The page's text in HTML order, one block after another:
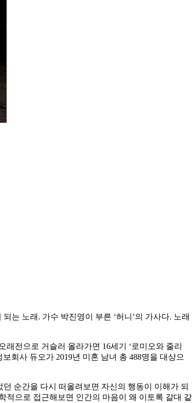
는 노래. 가수 박진영이 부른 ‘허니’의 가사다. 노래
전으로 거슬러 올라가면 16세기 ‘로미오와 줄리
회사 듀오가 2019년 미혼 남녀 총 488명을 대상으
순간을 다시 떠올려보면 자신의 행동이 이해가 되
적으로 접근해보면 인간의 마음이 왜 이토록 갈대 같